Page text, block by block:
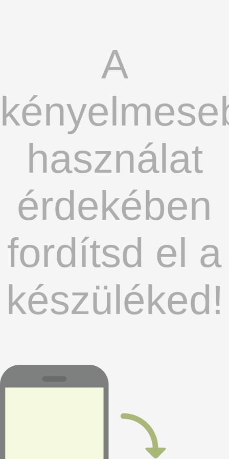
A
használat
érdekében
fordítsd el a
készüléked!